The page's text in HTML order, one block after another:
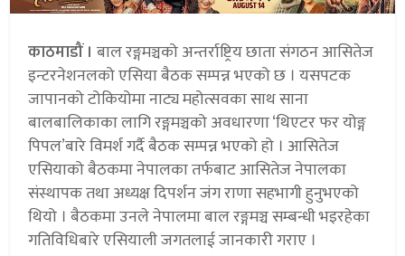
काठमाडौं । बाल रङ्गमञ्चको अन्तर्राष्ट्रिय छाता संगठन आसितेज
इन्टरनेशनलको एसिया बैठक सम्पन्न भएको छ । यसपटक
जापानको टोकियोमा नाट्य महोत्सवका साथ साना
बालबालिकाका लागि रङ्गमञ्चको अवधारणा ‘थिएटर फर योङ्ग
पिपल’बारे विमर्श गर्दै बैठक सम्पन्न भएको हो । आसितेज
एसियाको बैठकमा नेपालका तर्फबाट आसितेज नेपालका
संस्थापक तथा अध्यक्ष दिपर्शन जंग राणा सहभागी हुनुभएको
थियो । बैठकमा उनले नेपालमा बाल रङ्गमञ्च सम्बन्धी भइरहेका
गतिविधिबारे एसियाली जगतलाई जानकारी गराए ।